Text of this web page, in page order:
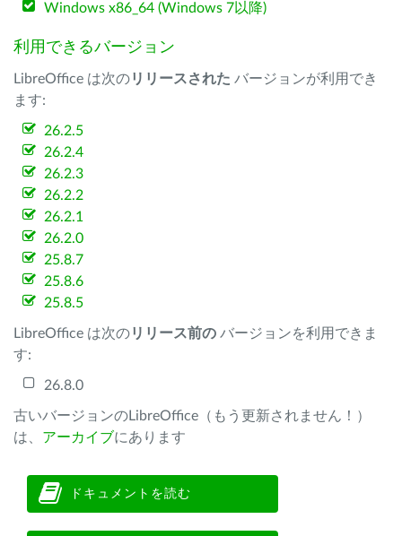
Windows x86_64 (Windows 7以降)
利用できるバージョン
LibreOffice は次のリリースされた バージョンが利用でき
ます:
26.2.5
26.2.4
26.2.3
26.2.2
26.2.1
26.2.0
25.8.7
25.8.6
25.8.5
LibreOffice は次のリリース前の バージョンを利用できま
す:
26.8.0
古いバージョンのLibreOffice（もう更新されません！）
は、 アーカイブにあります
ドキュメントを読む